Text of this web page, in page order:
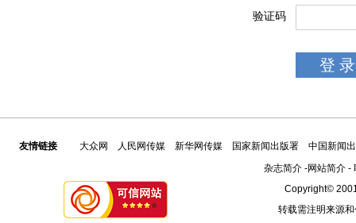
验证码
友情链接 大众网 人民网传媒 新华网传媒 国家新闻出版署
中国新闻
杂志简介 -网站简介 -
Copyright©
转载需注明来源